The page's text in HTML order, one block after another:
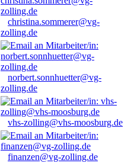
christina.sommerer@vg-
zolling.de
norbert.sonnhuetter@vg-
zolling.de
vhs-zolling@vhs-moosburg.de
finanzen@vg-zolling.de